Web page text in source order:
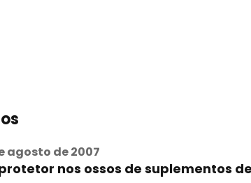
agosto de 2007
nos ossos de suplementos